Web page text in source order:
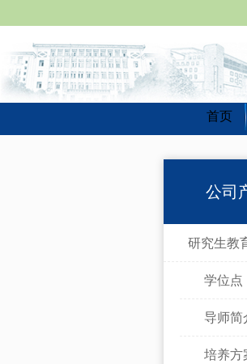
首页
公司
研究生教
学位点
导师简
培养方